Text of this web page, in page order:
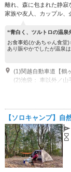
離れ、森に包まれた静
家族や友人、カップル、
“青白く、ツルトロの温泉
お食事処(かあちゃん食堂
あり賑やかでしたが温泉は
営業：●レストラン
14:00) 営業：●日
7:00～21:00 営業：●
6:00～19:00 営業：
8：00～20：00 その
【ソロキャンプ】自